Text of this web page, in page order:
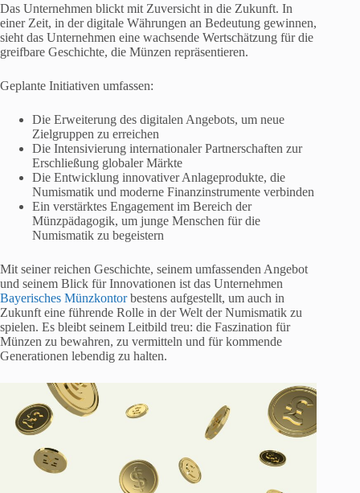
Das Unternehmen blickt mit Zuversicht in die Zukunft. In
einer Zeit, in der digitale Währungen an Bedeutung gewinnen,
sieht das Unternehmen eine wachsende Wertschätzung für die
greifbare Geschichte, die Münzen repräsentieren.
Geplante Initiativen umfassen:
Die Erweiterung des digitalen Angebots, um neue
Zielgruppen zu erreichen
Die Intensivierung internationaler Partnerschaften zur
Erschließung globaler Märkte
Die Entwicklung innovativer Anlageprodukte, die
Numismatik und moderne Finanzinstrumente verbinden
Ein verstärktes Engagement im Bereich der
Münzpädagogik, um junge Menschen für die
Numismatik zu begeistern
Mit seiner reichen Geschichte, seinem umfassenden Angebot
und seinem Blick für Innovationen ist das Unternehmen
Bayerisches Münzkontorbestens aufgestellt, um auch in
Zukunft eine führende Rolle in der Welt der Numismatik zu
spielen. Es bleibt seinem Leitbild treu: die Faszination für
Münzen zu bewahren, zu vermitteln und für kommende
Generationen lebendig zu halten.